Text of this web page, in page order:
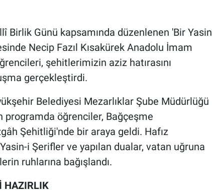
Birlik Günü kapsamında düzenlenen 'Bir Yasin
Necip Fazıl Kısakürek Anadolu İmam
şehitlerimizin aziz hatırasını
gerçekleştirdi.
Belediyesi Mezarlıklar Şube Müdürlüğü
öğrenciler, Bağçeşme
Şehitliği'nde bir araya geldi. Hafız
i Şerifler ve yapılan dualar, vatan uğruna
ruhlarına bağışlandı.
HAZIRLIK